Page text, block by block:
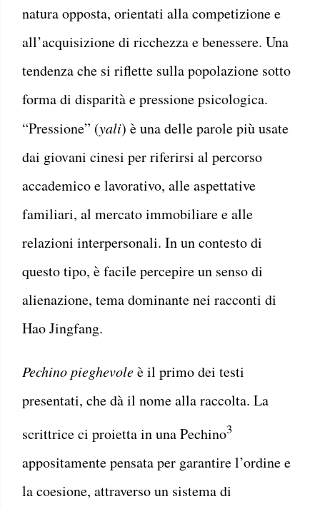
natura opposta, orientati alla competizione e
all’acquisizione di ricchezza e benessere. Una
tendenza che si riflette sulla popolazione sotto
forma di disparità e pressione psicologica.
“Pressione” (yali) è una delle parole più usate
dai giovani cinesi per riferirsi al percorso
accademico e lavorativo, alle aspettative
familiari, al mercato immobiliare e alle
relazioni interpersonali. In un contesto di
questo tipo, è facile percepire un senso di
alienazione, tema dominante nei racconti di
Hao Jingfang.
Pechino pieghevoleè il primo dei testi
presentati, che dà il nome alla raccolta. La
scrittrice ci proietta in una Pechino3
appositamente pensata per garantire l’ordine e
la coesione, attraverso un sistema di